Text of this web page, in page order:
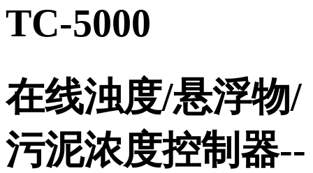
TC-5000
在线浊度/悬浮物/
污泥浓度控制器--